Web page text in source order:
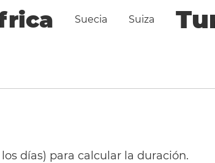
Suecia Suiza
días) para calcular la duración.